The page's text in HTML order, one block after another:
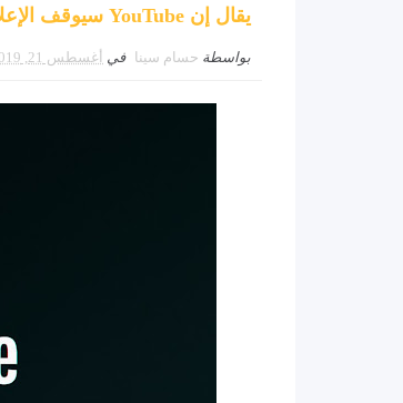
يقال إن YouTube سيوقف الإعلانات المستهدفة لمقاطع الفيديو المتعلقة بالأطفال
بواسطة حسام سينا في أغسطس 21, 2019